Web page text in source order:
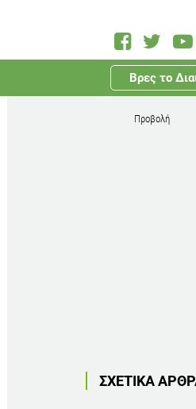
Βρες το
Προβολή
ΣΧΕΤΙΚΑ